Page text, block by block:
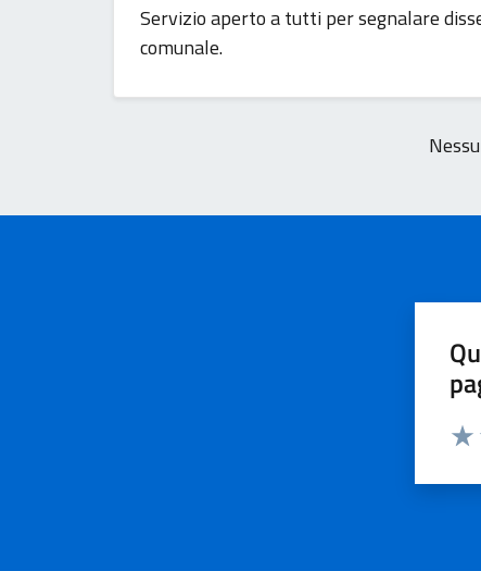
Servizio aperto a tutti per segnalare
comunale.